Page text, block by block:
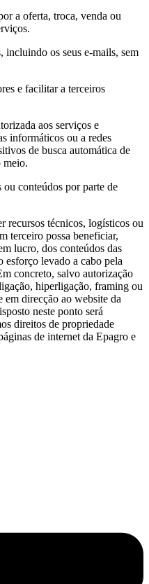
a oferta, troca, venda ou
incluindo os seus e-mails, sem
e facilitar a terceiros
aos serviços e
informáticos ou a redes
de busca automática de
meio.
conteúdos por parte de
recursos técnicos, logísticos ou
terceiro possa beneficiar,
lucro, dos conteúdos das
esforço levado a cabo pela
concreto, salvo autorização
hiperligação, framing ou
em direcção ao website da
neste ponto será
direitos de propriedade
de internet da Epagro e